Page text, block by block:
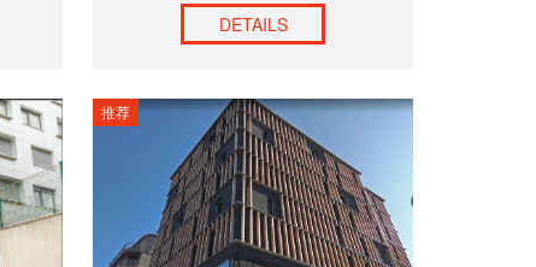
DETAILS
推荐